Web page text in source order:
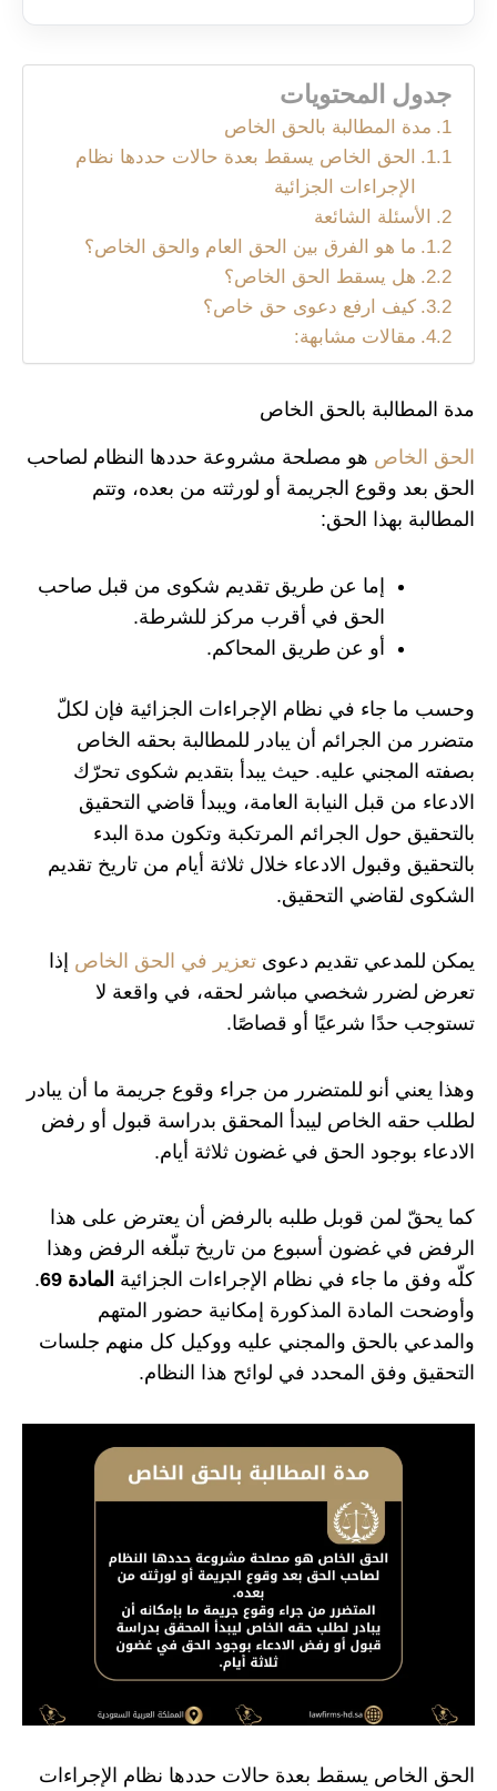
جدول المحتويات
مدة المطالبة بالحق الخاص
الحق الخاص يسقط بعدة حالات حددها نظام
الإجراءات الجزائية
الأسئلة الشائعة
ما هو الفرق بين الحق العام والحق الخاص؟
هل يسقط الحق الخاص؟
كيف ارفع دعوى حق خاص؟
مقالات مشابهة:
مدة المطالبة بالحق الخاص
الحق الخاص هو مصلحة مشروعة حددها النظام لصاحب
الحق بعد وقوع الجريمة أو لورثته من بعده، وتتم
المطالبة بهذا الحق:
إما عن طريق تقديم شكوى من قبل صاحب
الحق في أقرب مركز للشرطة.
أو عن طريق المحاكم.
وحسب ما جاء في نظام الإجراءات الجزائية فإن لكلّ
متضرر من الجرائم أن يبادر للمطالبة بحقه الخاص
بصفته المجني عليه. حيث يبدأ بتقديم شكوى تحرّك
الادعاء من قبل النيابة العامة، ويبدأ قاضي التحقيق
بالتحقيق حول الجرائم المرتكبة وتكون مدة البدء
بالتحقيق وقبول الادعاء خلال ثلاثة أيام من تاريخ تقديم
الشكوى لقاضي التحقيق.
يمكن للمدعي تقديم دعوى تعزير في الحق الخاص إذا
تعرض لضرر شخصي مباشر لحقه، في واقعة لا
تستوجب حدًا شرعيًا أو قصاصًا.
وهذا يعني أنو للمتضرر من جراء وقوع جريمة ما أن يبادر
لطلب حقه الخاص ليبدأ المحقق بدراسة قبول أو رفض
الادعاء بوجود الحق في غضون ثلاثة أيام.
كما يحقّ لمن قوبل طلبه بالرفض أن يعترض على هذا
الرفض في غضون أسبوع من تاريخ تبلّغه الرفض وهذا
كلّه وفق ما جاء في نظام الإجراءات الجزائية المادة 69
.
وأوضحت المادة المذكورة إمكانية حضور المتهم
والمدعي بالحق والمجني عليه ووكيل كل منهم جلسات
التحقيق وفق المحدد في لوائح هذا النظام.
الحق الخاص يسقط بعدة حالات حددها نظام الإجراءات